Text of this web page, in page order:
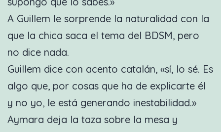
A Guillem le sorprende la naturalidad con la
que la chica saca el tema del BDSM, pero
no dice nada.
Guillem dice con acento catalán, «sí, lo sé. Es
algo que, por cosas que ha de explicarte él
y no yo, le está generando inestabilidad.»
Aymara deja la taza sobre la mesa y